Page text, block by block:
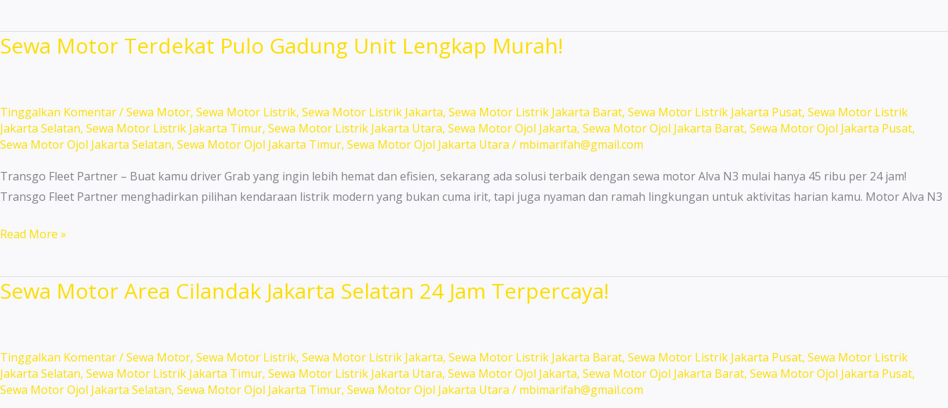
Terdekat
Kembangan
Terbaik!
Sewa Motor Terdekat Pulo Gadung Unit Lengkap Murah!
Tinggalkan Komentar/Sewa Motor, Sewa Motor Listrik, Sewa Motor Listrik Jakarta, Sewa Motor Listrik Jakarta Barat, Sewa Motor Listrik Jakarta Pusat, Sewa Motor Listrik
Jakarta Selatan, Sewa Motor Listrik Jakarta Timur, Sewa Motor Listrik Jakarta Utara, Sewa Motor Ojol Jakarta, Sewa Motor Ojol Jakarta Barat, Sewa Motor Ojol Jakarta Pusat,
Sewa Motor Ojol Jakarta Selatan, Sewa Motor Ojol Jakarta Timur, Sewa Motor Ojol Jakarta Utara / mbimarifah@gmail.com
Transgo Fleet Partner – Buat kamu driver Grab yang ingin lebih hemat dan efisien, sekarang ada solusi terbaik dengan sewa motor Alva N3 mulai hanya 45 ribu per 24 jam!
Transgo Fleet Partner menghadirkan pilihan kendaraan listrik modern yang bukan cuma irit, tapi juga nyaman dan ramah lingkungan untuk aktivitas harian kamu. Motor Alva N3
Sewa
Terdekat
Pulo
Lengkap
Murah!
Read More »
Sewa Motor Area Cilandak Jakarta Selatan 24 Jam Terpercaya!
Tinggalkan Komentar/Sewa Motor, Sewa Motor Listrik, Sewa Motor Listrik Jakarta, Sewa Motor Listrik Jakarta Barat, Sewa Motor Listrik Jakarta Pusat, Sewa Motor Listrik
Jakarta Selatan, Sewa Motor Listrik Jakarta Timur, Sewa Motor Listrik Jakarta Utara, Sewa Motor Ojol Jakarta, Sewa Motor Ojol Jakarta Barat, Sewa Motor Ojol Jakarta Pusat,
Sewa Motor Ojol Jakarta Selatan, Sewa Motor Ojol Jakarta Timur, Sewa Motor Ojol Jakarta Utara / mbimarifah@gmail.com